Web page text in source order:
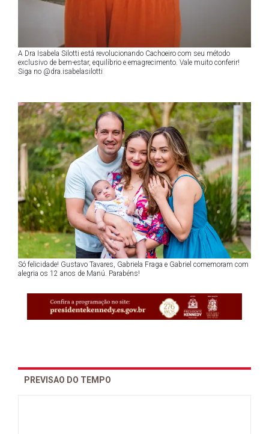
A Dra Isabela Silotti está revolucionando Cachoeiro com seu método
exclusivo de bem-estar, equilíbrio e emagrecimento. Vale muito conferir!
Siga no @dra.isabelasilotti
Só felicidade! Gustavo Tavares, Gabriela Fraga e Gabriel comemoram com
alegria os 12 anos de Manú. Parabéns!
PREVISAO DO TEMPO